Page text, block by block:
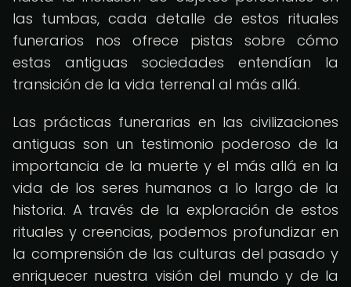
las tumbas, cada detalle de estos rituales
funerarios nos ofrece pistas sobre cómo
estas antiguas sociedades entendían la
transición de la vida terrenal al más allá.
Las prácticas funerarias en las civilizaciones
antiguas son un testimonio poderoso de la
importancia de la muerte y el más allá en la
vida de los seres humanos a lo largo de la
historia. A través de la exploración de estos
rituales y creencias, podemos profundizar en
la comprensión de las culturas del pasado y
enriquecer nuestra visión del mundo y de la